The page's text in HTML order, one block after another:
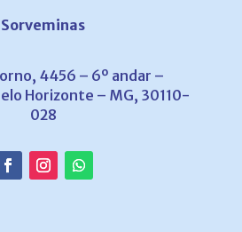
Sorveminas
4456 – 6º andar –
Horizonte – MG, 30110-
028